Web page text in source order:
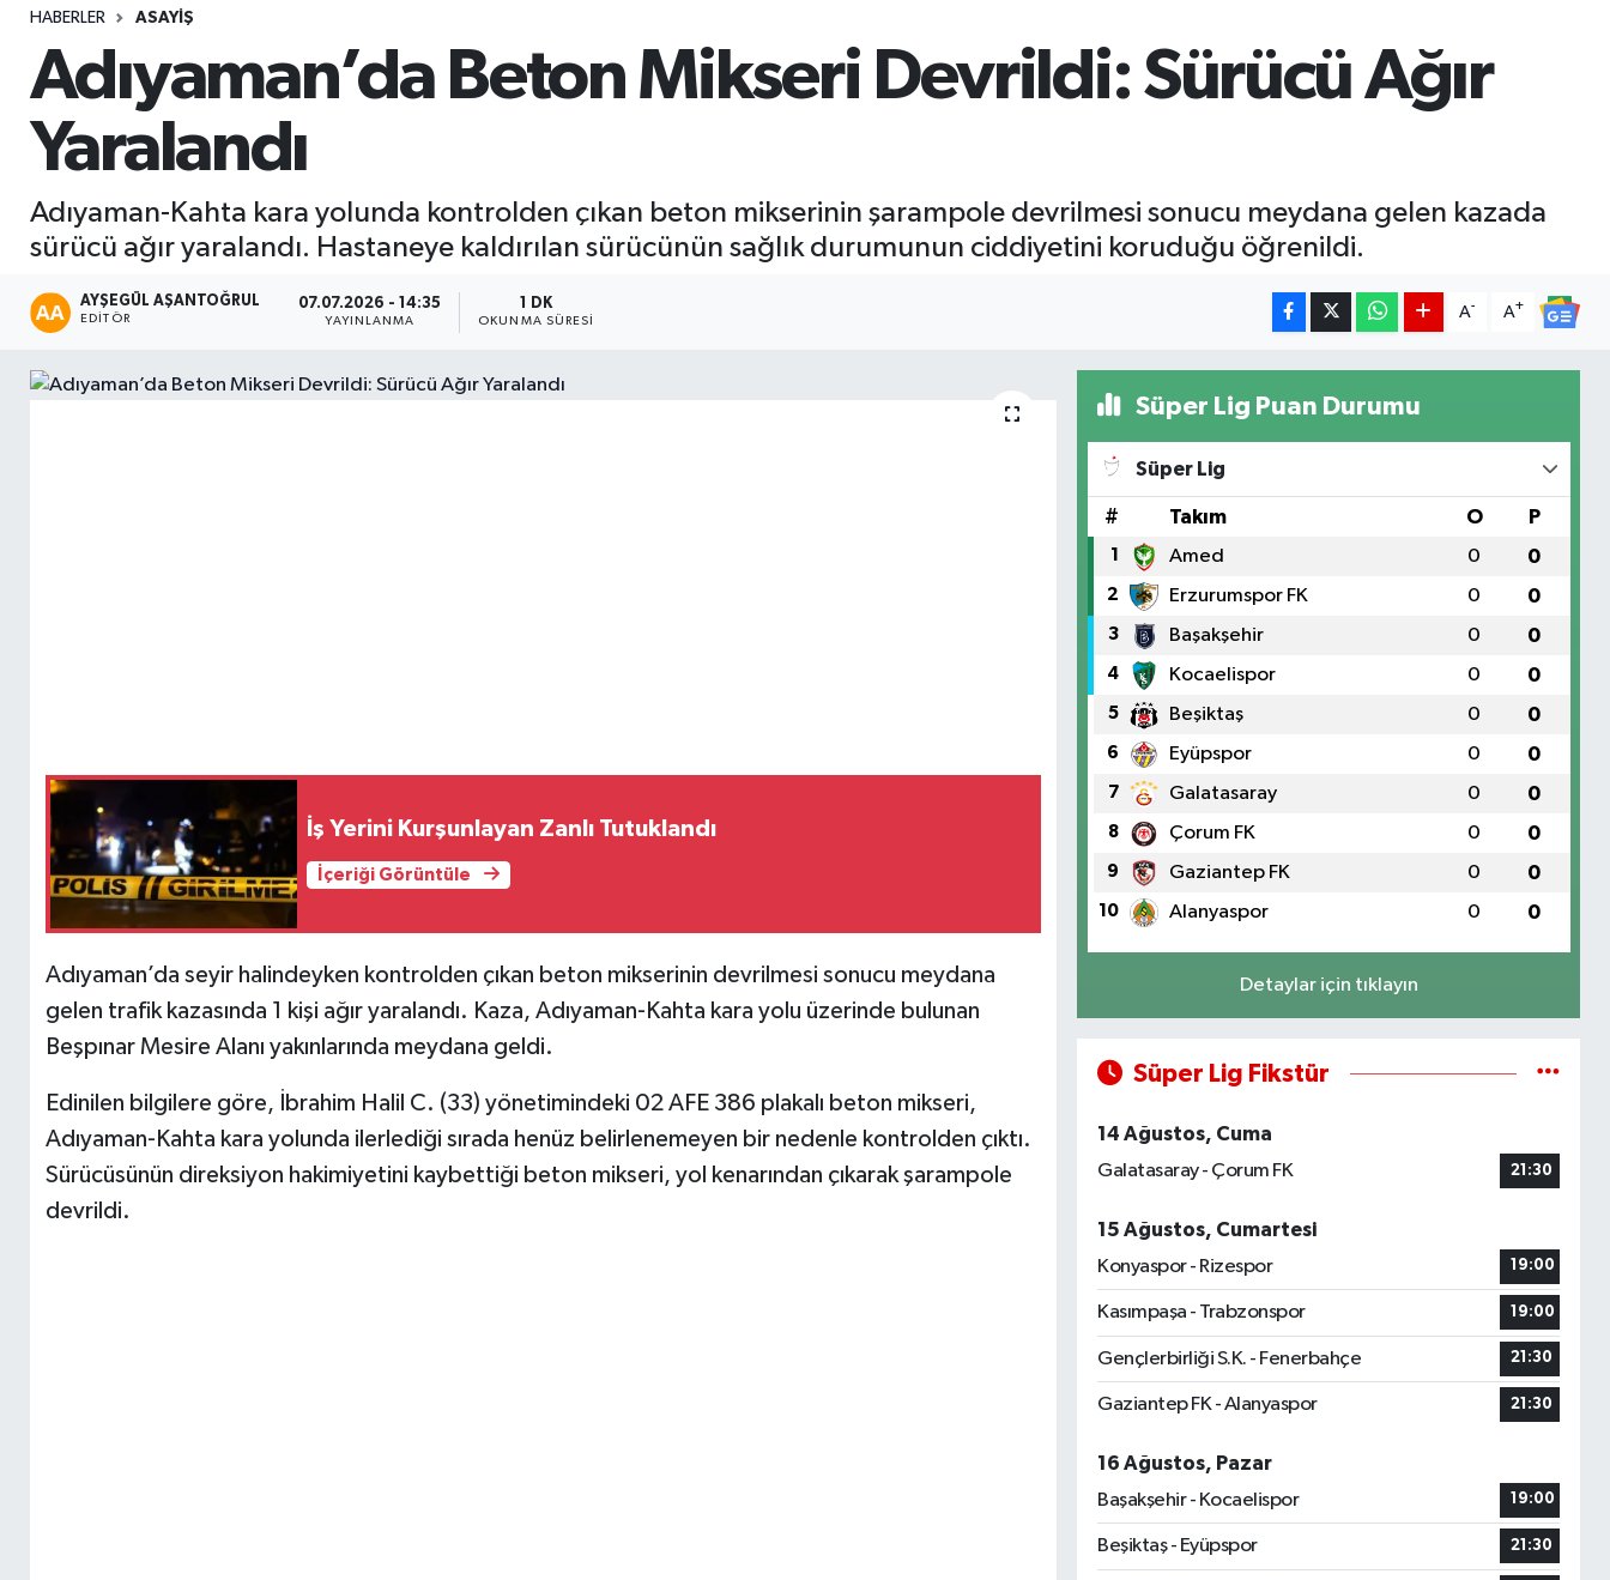
HABERLER ASAYIŞ
Adıyaman’da Beton Mikseri Devrildi: Sürücü Ağır
Yaralandı
Adıyaman-Kahta kara yolunda kontrolden çıkan beton mikserinin şarampole devrilmesi sonucu meydana gelen kazada
sürücü ağır yaralandı. Hastaneye kaldırılan sürücünün sağlık durumunun ciddiyetini koruduğu öğrenildi.
AYŞEGÜL AŞANTOĞRUL
EDITÖR
07.07.2026 - 14:35
YAYINLANMA
1 DK
OKUNMA SÜRESI
A- A+
İş Yerini Kurşunlayan Zanlı Tutuklandı
İçeriği Görüntüle
Adıyaman’da seyir halindeyken kontrolden çıkan beton mikserinin devrilmesi sonucu meydana
gelen trafik kazasında 1 kişi ağır yaralandı. Kaza, Adıyaman-Kahta kara yolu üzerinde bulunan
Beşpınar Mesire Alanı yakınlarında meydana geldi.
Edinilen bilgilere göre, İbrahim Halil C. (33) yönetimindeki 02 AFE 386 plakalı beton mikseri,
Adıyaman-Kahta kara yolunda ilerlediği sırada henüz belirlenemeyen bir nedenle kontrolden çıktı.
Sürücüsünün direksiyon hakimiyetini kaybettiği beton mikseri, yol kenarından çıkarak şarampole
devrildi.
Süper Lig Puan Durumu
Süper Lig
# Takım O P
1 Amed 0 0
2 Erzurumspor FK 0 0
3 Başakşehir 0 0
4 Kocaelispor 0 0
5 Beşiktaş 0 0
6 Eyüpspor 0 0
7 Galatasaray 0 0
8 Çorum FK 0 0
9 Gaziantep FK 0 0
10 Alanyaspor 0 0
Detaylar için tıklayın
Süper Lig Fikstür
14 Ağustos, Cuma
Galatasaray - Çorum FK
21:30
15 Ağustos, Cumartesi
Konyaspor - Rizespor
19:00
Kasımpaşa - Trabzonspor 19:00
Gençlerbirliği S.K. - Fenerbahçe 21:30
Gaziantep FK - Alanyaspor 21:30
16 Ağustos, Pazar
Başakşehir - Kocaelispor
19:00
Beşiktaş - Eyüpspor 21:30
Seri İlan
Siyaset
Spor